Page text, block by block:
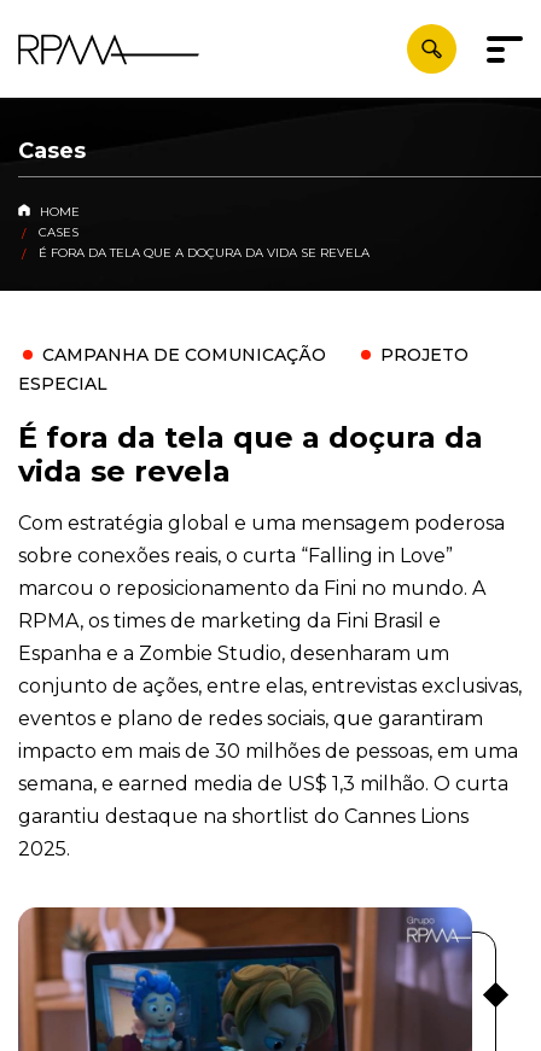
Cases
HOME
CASES
É FORA DA TELA QUE A DOÇURA DA VIDA SE REVELA
CAMPANHA DE COMUNICAÇÃO
PROJETO
ESPECIAL
É fora da tela que a doçura da
vida se revela
Com estratégia global e uma mensagem poderosa
sobre conexões reais, o curta “Falling in Love”
marcou o reposicionamento da Fini no mundo. A
RPMA, os times de marketing da Fini Brasil e
Espanha e a Zombie Studio, desenharam um
conjunto de ações, entre elas, entrevistas exclusivas,
eventos e plano de redes sociais, que garantiram
impacto em mais de 30 milhões de pessoas, em uma
semana, e earned media de US$ 1,3 milhão. O curta
garantiu destaque na shortlist do Cannes Lions
2025.